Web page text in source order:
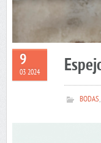
9
03 2024
BODAS,